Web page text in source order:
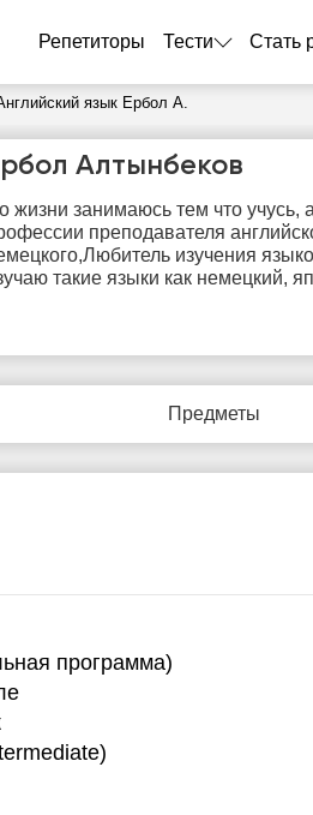
Репетиторы Тести Стать
язык Ербол А.
Алтынбеков
жизни занимаюсь тем что учусь,
преподавателя
изучения
такие языки как немецкий,
Предметы
программа)
9
10
свободных
Нет
свободных